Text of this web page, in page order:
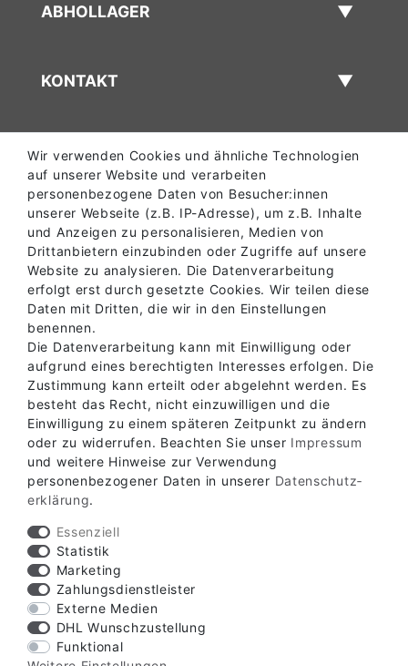
ABHOLLAGER
KONTAKT
Verfügbare Zahlungsarten
Verfügbare Versandarten
Wir verwenden Cookies und ähnliche Technologien
auf unserer Website und verarbeiten
personenbezogene Daten von Besucher:innen
unserer Webseite (z.B. IP-Adresse), um z.B. Inhalte
und Anzeigen zu personalisieren, Medien von
Drittanbietern einzubinden oder Zugriffe auf unsere
Website zu analysieren. Die Datenverarbeitung
erfolgt erst durch gesetzte Cookies. Wir teilen diese
Daten mit Dritten, die wir in den Einstellungen
benennen.
Die Datenverarbeitung kann mit Einwilligung oder
aufgrund eines berechtigten Interesses erfolgen. Die
Zustimmung kann erteilt oder abgelehnt werden. Es
besteht das Recht, nicht einzuwilligen und die
Einwilligung zu einem späteren Zeitpunkt zu ändern
oder zu widerrufen. Beachten Sie unser Impressum
und weitere Hinweise zur Verwendung
personenbezogener Daten in unserer Daten­schutz­
erklärung.
Essenziell
Statistik
Marketing
Zahlungsdienstleister
Externe Medien
DHL Wunschzustellung
Funktional